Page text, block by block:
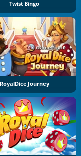
Twist Bingo
RoyalDice Journey